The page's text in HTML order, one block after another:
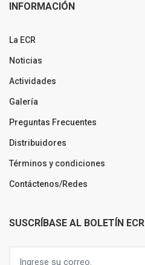
INFORMACIÓN
La ECR
Noticias
Actividades
Galería
Preguntas Frecuentes
Distribuidores
Términos y condiciones
Contáctenos/Redes
SUSCRÍBASE AL BOLETÍN ECR